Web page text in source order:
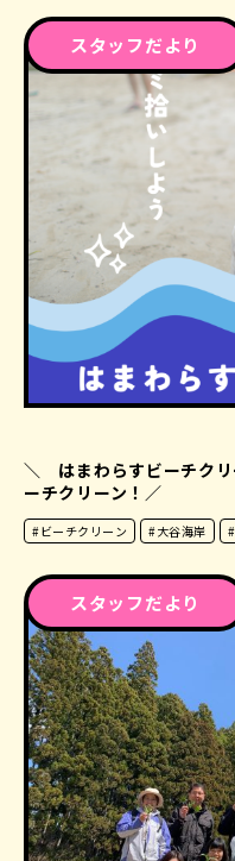
スタッフだより
＼ はまわらすビーチクリ
ーチクリーン！／
#ビーチクリーン #大谷海岸
スタッフだより